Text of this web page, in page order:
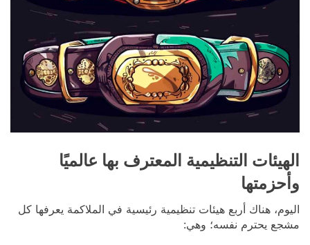
الهيئات التنظيمية المعترف بها عالميًا
وأحزمتها
اليوم، هناك أربع هيئات تنظيمية رئيسية في الملاكمة يعرفها كل
مشجع يحترم نفسه؛ وهي: